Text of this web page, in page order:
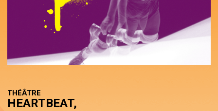
THÉÂTRE
HEARTBEAT,